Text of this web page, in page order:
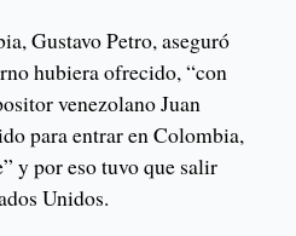
Gustavo Petro, aseguró
hubiera ofrecido, “con
venezolano Juan
para entrar en Colombia,
y por eso tuvo que salir
Unidos.